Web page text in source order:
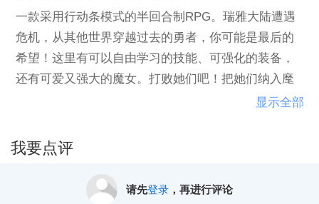
一款采用行动条模式的半回合制RPG。瑞雅大陆遭遇
危机，从其他世界穿越过去的勇者，你可能是最后的
希望！这里有可以自由学习的技能、可强化的装备，
还有可爱又强大的魔女。打败她们吧！把她们纳入麾
下，协助作战，解锁相册。少量的剧情，大量怪物和
显示全部
我要点评
请先登录，再进行评论